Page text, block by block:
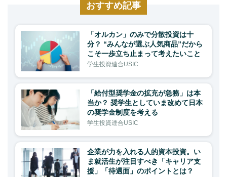
おすすめ記事
「オルカン」のみで分散投資は十
分？ “みんなが選ぶ人気商品”だから
こそ一歩立ち止まって考えたいこと
学生投資連合USIC
「給付型奨学金の拡充が急務」は本
当か？ 奨学生としていま改めて日本
の奨学金制度を考える
学生投資連合USIC
企業が力を入れる人的資本投資。い
ま就活生が注目すべき「キャリア支
援」「待遇面」のポイントとは？